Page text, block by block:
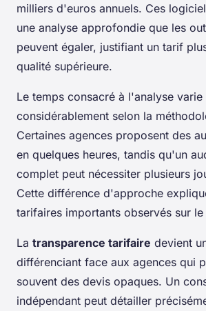
milliers d'euros annuels. Ces
une analyse approfondie que les
peuvent égaler, justifiant un tarif
qualité supérieure.
Le temps consacré à l'analyse varie
considérablement selon la
Certaines agences proposent des
en quelques heures, tandis qu'un
complet peut nécessiter plusieurs
Cette différence d'approche
tarifaires importants observés sur le
La transparence tarifaire devient
différenciant face aux agences qui
souvent des devis opaques. Un
indépendant peut détailler